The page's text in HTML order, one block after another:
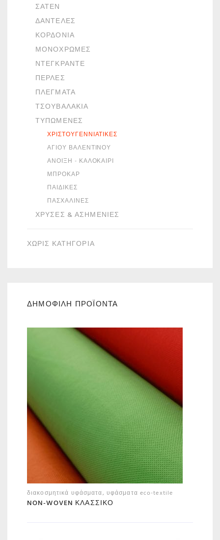
ΣΑΤΈΝ
ΔΑΝΤΈΛΕΣ
ΚΟΡΔΌΝΙΑ
ΜΟΝΌΧΡΩΜΕΣ
ΝΤΕΓΚΡΑΝΤΈ
ΠΈΡΛΕΣ
ΠΛΈΓΜΑΤΑ
ΤΣΟΥΒΑΛΆΚΙΑ
ΤΥΠΩΜΈΝΕΣ
ΧΡΙΣΤΟΥΓΕΝΝΙΆΤΙΚΕΣ
ΑΓΊΟΥ ΒΑΛΕΝΤΊΝΟΥ
ΆΝΟΙΞΗ - ΚΑΛΟΚΑΊΡΙ
ΜΠΡΟΚΆΡ
ΠΑΙΔΙΚΈΣ
ΠΑΣΧΑΛΙΝΈΣ
ΧΡΥΣΈΣ & ΑΣΗΜΈΝΙΕΣ
ΧΩΡΙΣ ΚΑΤΗΓΟΡΙΑ
ΔΗΜΟΦΙΛΗ ΠΡΟΪΟΝΤΑ
διακοσμητικά υφάσματα, υφάσματα eco-textile
NON-WOVEN ΚΛΑΣΣΙΚΌ